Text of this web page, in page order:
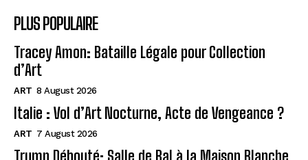
PLUS POPULAIRE
Tracey Amon: Bataille Légale pour Collection
d’Art
ART 8 August 2026
Italie : Vol d’Art Nocturne, Acte de Vengeance ?
ART 7 August 2026